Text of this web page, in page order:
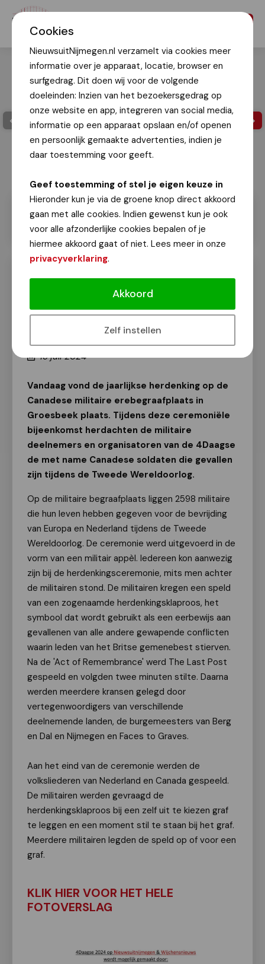
Cookies
NieuwsuitNijmegen.nl verzamelt via cookies meer
informatie over je apparaat, locatie, browser en
surfgedrag. Dit doen wij voor de volgende
doeleinden: Inzien van het bezoekersgedrag op
onze website en app, integreren van social media,
informatie op een apparaat opslaan en/of openen
en persoonlijk gemaakte advertenties, indien je
daar toestemming voor geeft.
Geef toestemming of stel je eigen keuze in
Hieronder kun je via de groene knop direct akkoord
gaan met alle cookies. Indien gewenst kun je ook
voor alle afzonderlijke cookies bepalen of je
hiermee akkoord gaat of niet. Lees meer in onze
privacyverklaring.
Akkoord
Zelf instellen
Foto's 4Daagse 2024: Militairen
herdenken slachtoffers Tweede
Wereldoorlog op erebegraafplaats
Groesbeek
15 juli 2024
Vandaag vond de jaarlijkse herdenking op de
Canadese militaire erebegraafplaats in
Groesbeek plaats. Tijdens deze ceremoniële
bijeenkomst herdachten de militaire
deelnemers en organisatoren van de 4Daagse
de met name Canadese soldaten die gevallen
zijn tijdens de Tweede Wereldoorlog.
Op de militaire begraafplaats liggen 2598 militaire
die hun leven hebben gegeven voor de bevrijding
van Europa en Nederland tijdens de Tweede
Wereldoorlog. De ceremonie werd uitgevoerd in de
vorm van een militair appèl. Iedereen kon aanwezig
zijn bij de herdenkingsceremonie, mits men achter
de militairen stond. De militairen kregen een speld
van een zogenaamde herdenkingsklaproos, het
symbool dat wordt gebruikt als een eerbewijs aan
gevallenen van alle andere gewapende conflicten
waarin leden van het Britse gemenebest stierven.
Na de 'Act of Remembrance' werd The Last Post
gespeeld en volgden twee minuten stilte. Daarna
werden meerdere kransen gelegd door
vertegenwoordigers van verschillende
deelnemende landen, de burgemeesters van Berg
en Dal en Nijmegen en Faces to Graves.
Aan het eind van de ceremonie werden de
volksliederen van Nederland en Canada gespeeld.
De militairen werden gevraagd de
herdenkingsklaproos bij een zelf uit te kiezen graf
te leggen en een moment stil te staan bij het graf.
Meerdere militairen legden de speld op of voor een
graf.
KLIK HIER VOOR HET HELE
FOTOVERSLAG